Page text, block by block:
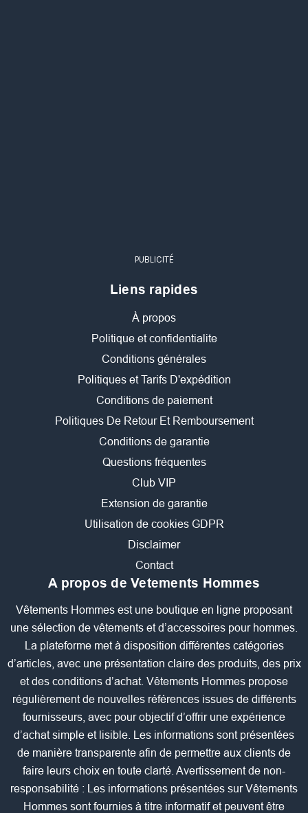
PUBLICITÉ
Liens rapides
À propos
Politique et confidentialite
Conditions générales
Politiques et Tarifs D'expédition
Conditions de paiement
Politiques De Retour Et Remboursement
Conditions de garantie
Questions fréquentes
Club VIP
Extension de garantie
Utilisation de cookies GDPR
Disclaimer
Contact
A propos de Vetements Hommes
Vêtements Hommes est une boutique en ligne proposant
une sélection de vêtements et d’accessoires pour hommes.
La plateforme met à disposition différentes catégories
d’articles, avec une présentation claire des produits, des prix
et des conditions d’achat. Vêtements Hommes propose
régulièrement de nouvelles références issues de différents
fournisseurs, avec pour objectif d’offrir une expérience
d’achat simple et lisible. Les informations sont présentées
de manière transparente afin de permettre aux clients de
faire leurs choix en toute clarté. Avertissement de non-
responsabilité : Les informations présentées sur Vêtements
Hommes sont fournies à titre informatif et peuvent être